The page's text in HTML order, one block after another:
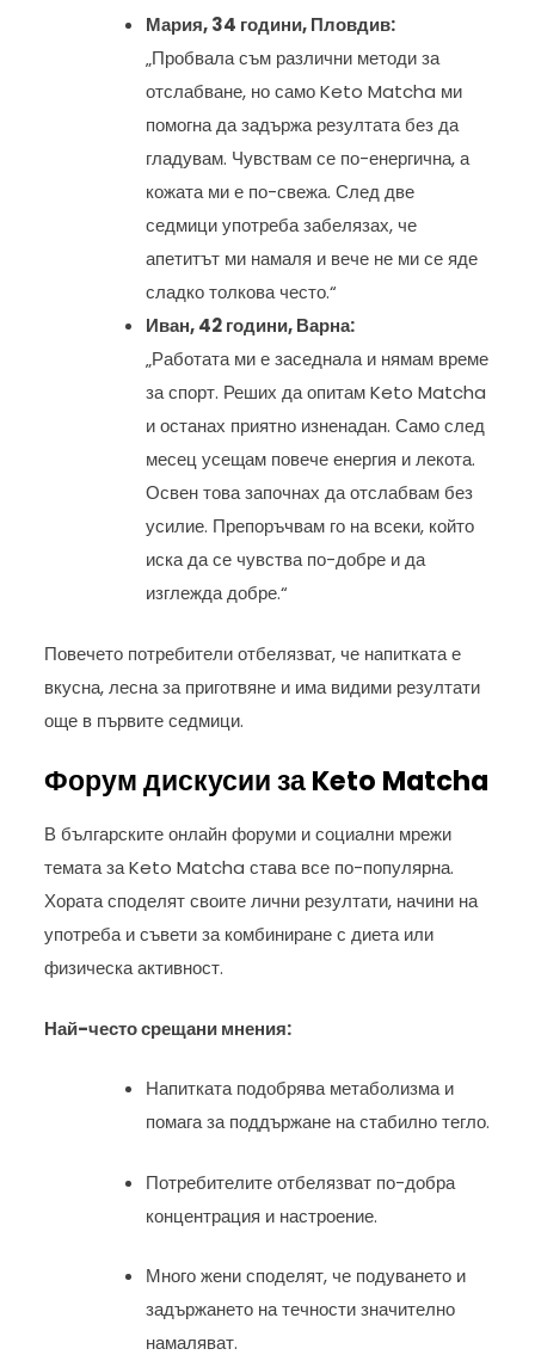
Мария, 34 години, Пловдив:
„Пробвала съм различни методи за
отслабване, но само Keto Matcha ми
помогна да задържа резултата без да
гладувам. Чувствам се по-енергична, а
кожата ми е по-свежа. След две
седмици употреба забелязах, че
апетитът ми намаля и вече не ми се яде
сладко толкова често.“
Иван, 42 години, Варна:
„Работата ми е заседнала и нямам време
за спорт. Реших да опитам Keto Matcha
и останах приятно изненадан. Само след
месец усещам повече енергия и лекота.
Освен това започнах да отслабвам без
усилие. Препоръчвам го на всеки, който
иска да се чувства по-добре и да
изглежда добре.“
Повечето потребители отбелязват, че напитката е
вкусна, лесна за приготвяне и има видими резултати
още в първите седмици.
Форум дискусии за Keto Matcha
В българските онлайн форуми и социални мрежи
темата за Keto Matcha става все по-популярна.
Хората споделят своите лични резултати, начини на
употреба и съвети за комбиниране с диета или
физическа активност.
Най-често срещани мнения:
Напитката подобрява метаболизма и
помага за поддържане на стабилно тегло.
Потребителите отбелязват по-добра
концентрация и настроение.
Много жени споделят, че подуването и
задържането на течности значително
намаляват.